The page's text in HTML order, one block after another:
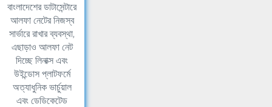
বাংলাদেশের ডাটাসেন্টারে
আলফা নেটের নিজস্ব
সার্ভারে রাখার ব্যবস্থা,
এছাড়াও আলফা নেট
দিচ্ছে লিনাক্স এবং
উইন্ডোস প্লাটফর্মে
অত্যাধুনিক ভার্চুয়াল
এবং ডেডিকেটেড